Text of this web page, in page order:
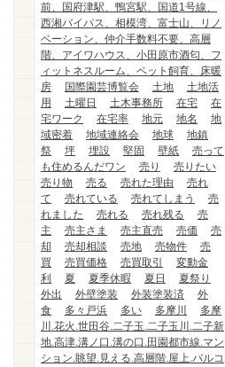
前、国府津駅、鴨宮駅、国道1号線、
西湘バイパス、相模湾、富士山、リノ
ベーション、仲介手数料不要、高層
階、アイワハウス、小田原市酒匂、フ
ィットネスルーム、ペット飼育、床暖
房
国際園芸博覧会 土地
土地活
用
土曜日 土木事務所 在宅
在
宅ワーク
在宅率 地元 地名
地
域密着
地域連絡会 地球
地鎮
祭
坪 埋設 堅固 壁紙
売って
も住めるんだワン
売り
売りたい
売り物
売る 売れた理由
売れ
て
売れている 売れてしまう
売
れました
売れる 売れ残る
売
主
売主さま 売主直売 売価
売
却
売却相談 売地 売物件
売
買
売買価格 売買取引
変動金
利
夏 夏季休暇 夏日
夏祭り
外出
外壁塗装 外装塗装済
外
食
多々戸浜 多い 多摩川
多摩
川.花火.世田谷.二子玉.二子玉川.二子新
地.高津.溝ノ口.溝の口.田園都市線.マン
ション.眺望.見える.高層階.屋上.バルコ